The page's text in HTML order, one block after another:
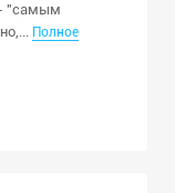
- "самым
Полное